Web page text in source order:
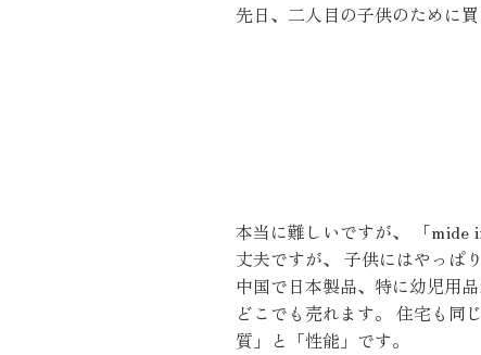
住宅イベント情報
近代ホームについて
先日、二人目の子供のために
本当に難しいですが、 「mide
丈夫ですが、 子供にはやっぱ
中国で日本製品、特に幼児用
どこでも売れます。 住宅も同
質」と「性能」です。